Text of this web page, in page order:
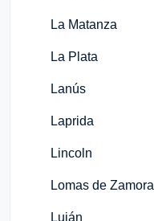
La Matanza
La Plata
Lanús
Laprida
Lincoln
Lomas de Zamora
Luján